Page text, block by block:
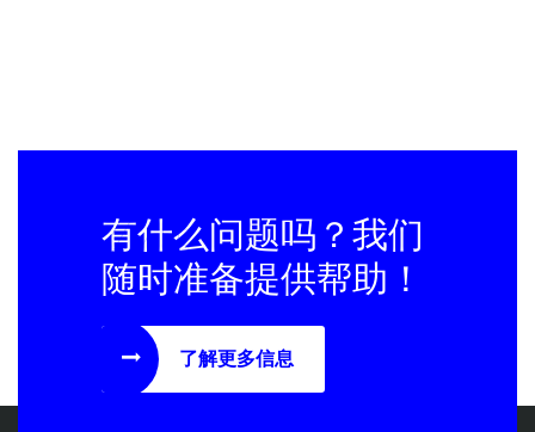
有什么问题吗？我们
随时准备提供帮助！
了解更多信息